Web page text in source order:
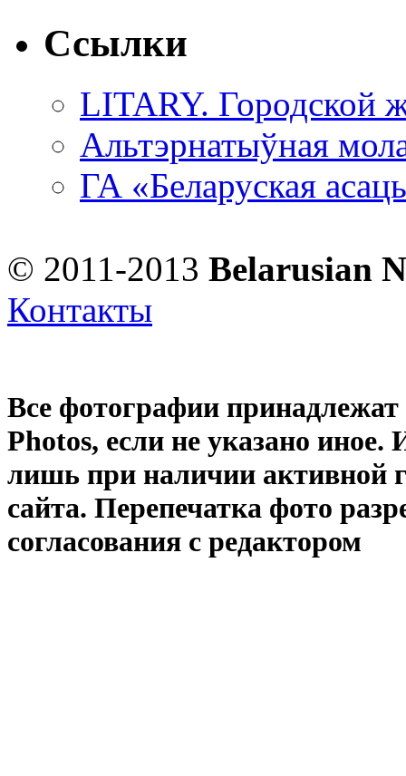
Ссылки
LITARY. Городской
Альтэрнатыўная
ГА «Беларуская
© 2011-2013 Belarusian
Контакты
Все фотографии
Photos, если не указано иное.
лишь при наличии активной
сайта. Перепечатка фото
согласования с редактором